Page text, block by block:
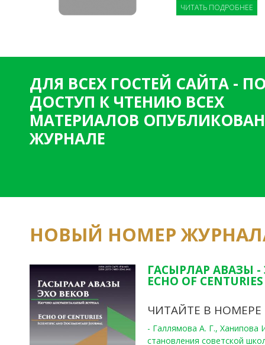
ЧИТАТЬ ПОДРОБНЕЕ
ДЛЯ ВСЕХ ГОСТЕЙ САЙТА -
ДОСТУП К ЧТЕНИЮ ВСЕХ
МАТЕРИАЛОВ
ЖУРНАЛЕ
НОВЫЙ НОМЕР
ГАСЫРЛАР АВАЗЫ -
ECHO OF
ЧИТАЙТЕ В НОМЕРЕ
- Галлямова А. Г.,
становления советской